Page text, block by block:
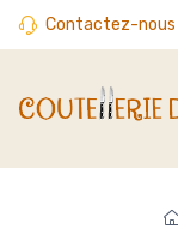
Contactez-nous